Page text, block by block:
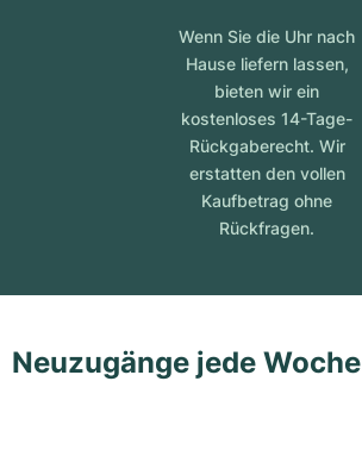
Wenn Sie die Uhr nach
Hause liefern lassen,
bieten wir ein
kostenloses 14-Tage-
Rückgaberecht. Wir
erstatten den vollen
Kaufbetrag ohne
Rückfragen.
Neuzugänge jede Woche